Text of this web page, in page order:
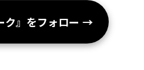
ク』をフォロー →